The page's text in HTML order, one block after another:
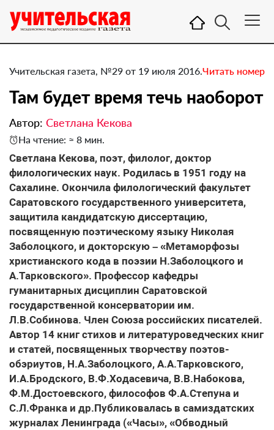
Учительская газета, №29 от 19 июля 2016.Читать номер
Там будет время течь наоборот
Автор: Светлана Кекова
На чтение: ≈ 8 мин.
Светлана Кекова, поэт, филолог, доктор
филологических наук. Родилась в 1951 году на
Сахалине. Окончила филологический факультет
Саратовского государственного университета,
защитила кандидатскую диссертацию,
посвященную поэтическому языку Николая
Заболоцкого, и докторскую – «Метаморфозы
христианского кода в поэзии Н.Заболоцкого и
А.Тарковского». Профессор кафедры
гуманитарных дисциплин Саратовской
государственной консерватории им.
Л.В.Собинова. Член Союза российских писателей.
Автор 14 книг стихов и литературоведческих книг
и статей, посвященных творчеству поэтов-
обэриутов, Н.А.Заболоцкого, А.А.Тарковского,
И.А.Бродского, В.Ф.Ходасевича, В.В.Набокова,
Ф.М.Достоевского, философов Ф.А.Степуна и
С.Л.Франка и др.Публиковалась в самиздатских
журналах Ленинграда («Часы», «Обводный